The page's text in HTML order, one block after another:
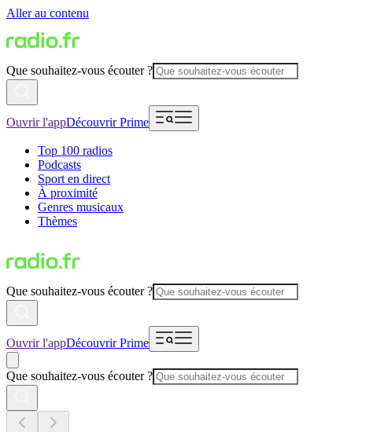
Aller au contenu
Que souhaitez-vous écouter ?
Ouvrir l'appDécouvrir Prime
Top 100 radios
Podcasts
Sport en direct
À proximité
Genres musicaux
Thèmes
Que souhaitez-vous écouter ?
Ouvrir l'appDécouvrir Prime
Que souhaitez-vous écouter ?